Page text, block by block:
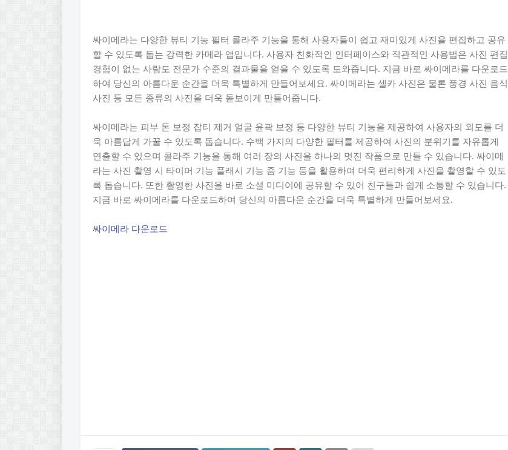
싸이메라는 다양한 뷰티 기능 필터 콜라주 기능을 통해 사용자들이 쉽고 재미있게 사진을 편집하고 공유
할 수 있도록 돕는 강력한 카메라 앱입니다. 사용자 친화적인 인터페이스와 직관적인 사용법은 사진 편집
경험이 없는 사람도 전문가 수준의 결과물을 얻을 수 있도록 도와줍니다. 지금 바로 싸이메라를 다운로드
하여 당신의 아름다운 순간을 더욱 특별하게 만들어보세요. 싸이메라는 셀카 사진은 물론 풍경 사진 음식
사진 등 모든 종류의 사진을 더욱 돋보이게 만들어줍니다.
싸이메라는 피부 톤 보정 잡티 제거 얼굴 윤곽 보정 등 다양한 뷰티 기능을 제공하여 사용자의 외모를 더
욱 아름답게 가꿀 수 있도록 돕습니다. 수백 가지의 다양한 필터를 제공하여 사진의 분위기를 자유롭게
연출할 수 있으며 콜라주 기능을 통해 여러 장의 사진을 하나의 멋진 작품으로 만들 수 있습니다. 싸이메
라는 사진 촬영 시 타이머 기능 플래시 기능 줌 기능 등을 활용하여 더욱 편리하게 사진을 촬영할 수 있도
록 돕습니다. 또한 촬영한 사진을 바로 소셜 미디어에 공유할 수 있어 친구들과 쉽게 소통할 수 있습니다.
지금 바로 싸이메라를 다운로드하여 당신의 아름다운 순간을 더욱 특별하게 만들어보세요.
싸이메라 다운로드